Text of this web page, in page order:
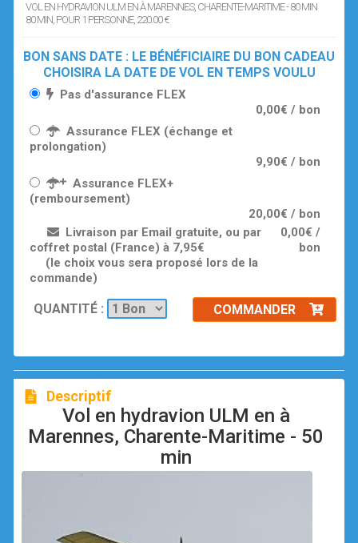
VOL EN HYDRAVION ULM EN À MARENNES, CHARENTE-MARITIME - 80 MIN
80 MIN, POUR 1 PERSONNE, 220.00 €
BON SANS DATE : LE BÉNÉFICIAIRE DU BON CADEAU
CHOISIRA LA DATE DE VOL EN TEMPS VOULU
Pas d'assurance FLEX
0,00€ / bon
Assurance FLEX (échange et
prolongation)
9,90€ / bon
Assurance FLEX+
(remboursement)
20,00€ / bon
Livraison par Email gratuite, ou par
coffret postal (France) à 7,95€
(le choix vous sera proposé lors de la
commande)
0,00€ /
bon
QUANTITÉ : COMMANDER
Descriptif
Vol en hydravion ULM en à
Marennes, Charente-Maritime - 50
min